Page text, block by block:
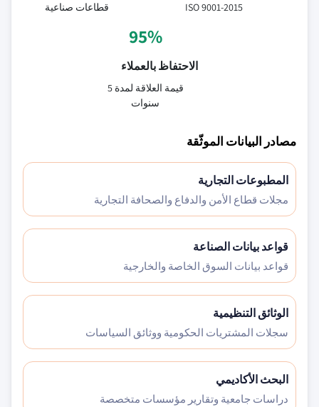
ISO 9001-2015
قطاعات صناعية
95%
الاحتفاظ بالعملاء
قيمة العلاقة لمدة 5
سنوات
مصادر البيانات الموثّقة
المطبوعات التجارية
مجلات قطاع الأمن والدفاع والصحافة التجارية
قواعد بيانات الصناعة
قواعد بيانات السوق الخاصة والخارجية
الوثائق التنظيمية
سجلات المشتريات الحكومية ووثائق السياسات
البحث الأكاديمي
دراسات جامعية وتقارير مؤسسات متخصصة